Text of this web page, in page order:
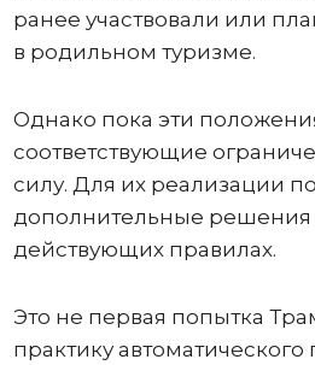
ранее участвовали или
в родильном туризме.
Однако пока эти
соответствующие
силу. Для их реализации
дополнительные решения
действующих правилах.
Это не первая попытка
практику